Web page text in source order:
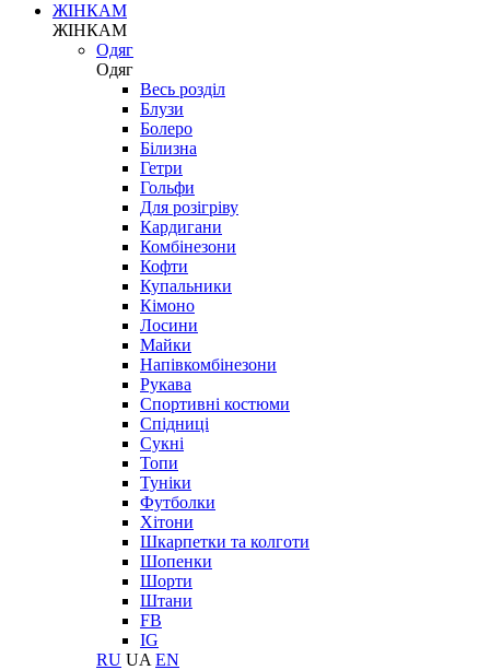
ЖІНКАМ
ЖІНКАМ
Одяг
Одяг
Весь розділ
Блузи
Болеро
Білизна
Гетри
Гольфи
Для розігріву
Кардигани
Комбінезони
Кофти
Купальники
Кімоно
Лосини
Майки
Напівкомбінезони
Рукава
Спортивні костюми
Спідниці
Сукні
Топи
Туніки
Футболки
Хітони
Шкарпетки та колготи
Шопенки
Шорти
Штани
FB
IG
RU UA EN